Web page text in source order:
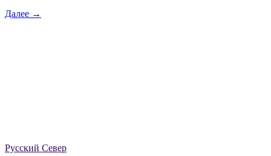
Далее →
Русский Север